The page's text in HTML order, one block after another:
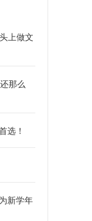
上做文
那么
选！
新学年